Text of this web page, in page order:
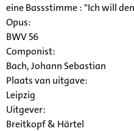
eine Bassstimme : "Ich will
Opus:
BWV 56
Componist:
Bach, Johann Sebastian
Plaats van uitgave:
Leipzig
Uitgever:
Breitkopf & Härtel